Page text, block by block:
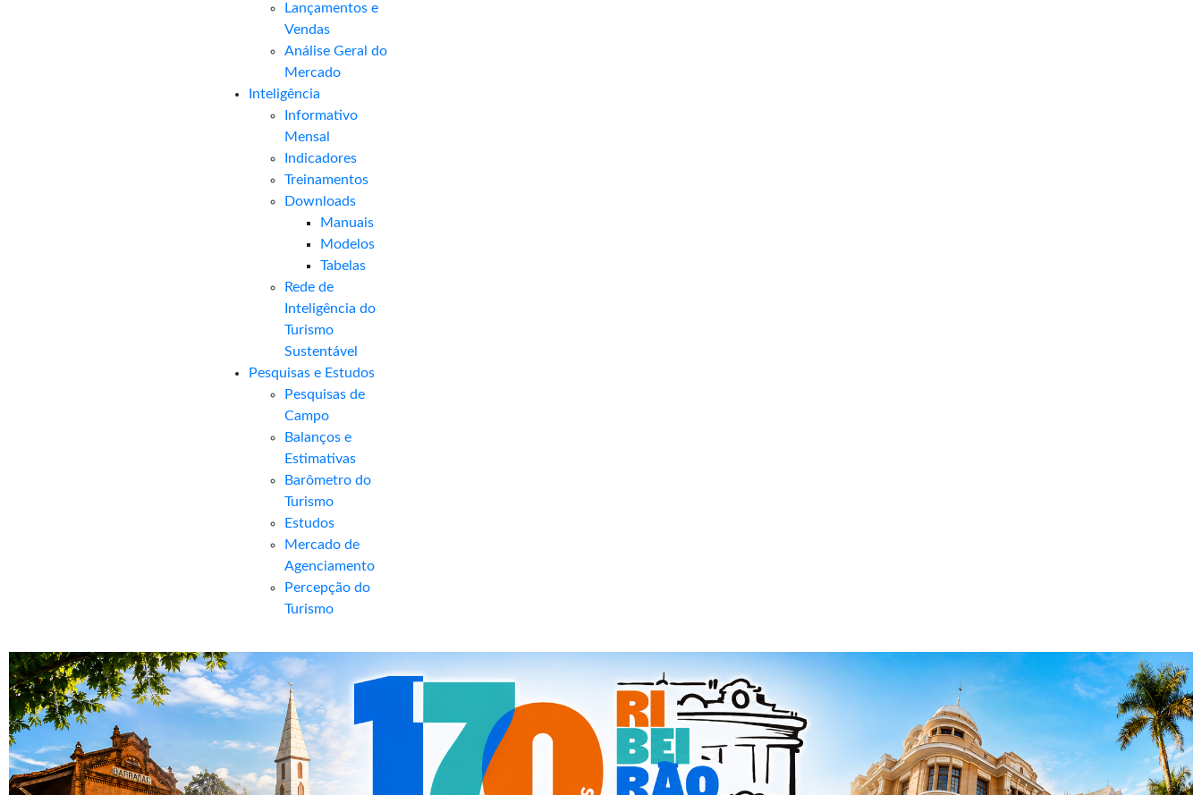
Lançamentos e
Vendas
Análise Geral do
Mercado
Inteligência
Informativo
Mensal​
Indicadores
Treinamentos
Downloads
Manuais
Modelos
Tabelas
Rede de
Inteligência do
Turismo
Sustentável
Pesquisas e Estudos
Pesquisas de
Campo
Balanços e
Estimativas
Barômetro do
Turismo
Estudos
Mercado de
Agenciamento
Percepção do
Turismo